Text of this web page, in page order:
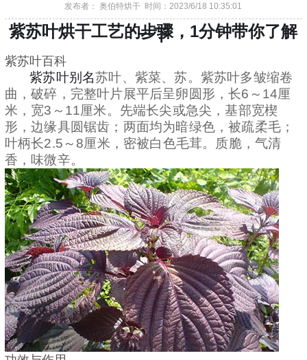
发布者： 奥伯特烘干 时间：2023/6/18 10:35:01
紫苏叶烘干工艺的步骤，1分钟带你了解
一下
紫苏叶百科
紫苏叶别名苏叶、紫菜、苏。 紫苏叶多皱缩卷
曲，破碎，完整叶片展平后呈卵圆形，长6～14厘
米，宽3～11厘米。先端长尖或急尖，基部宽楔
形，边缘具圆锯齿；两面均为暗绿色，被疏柔毛；
叶柄长2.5～8厘米，密被白色毛茸。质脆，气清
香，味微辛。